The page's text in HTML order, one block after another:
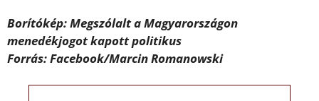
Borítókép: Megszólalt a Magyarországon
menedékjogot kapott politikus
Forrás: Facebook/Marcin Romanowski